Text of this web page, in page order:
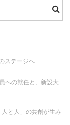
ステージへ
への就任と、新設大
と人」の共創が生み